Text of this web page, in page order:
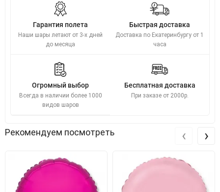
Гарантия полета
Наши шары летают от 3-х дней
до месяца
Быстрая доставка
Доставка по Екатеринбургу от 1
часа
Огромный выбор
Всегда в наличии более 1000
видов шаров
Бесплатная доставка
При заказе от 2000р.
Рекомендуем посмотреть ‹ ›